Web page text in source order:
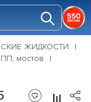
ЖИДКОСТИ
мостов